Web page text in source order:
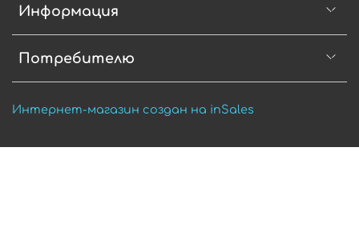
Информация
Потребителю
Интернет-магазин создан на inSales